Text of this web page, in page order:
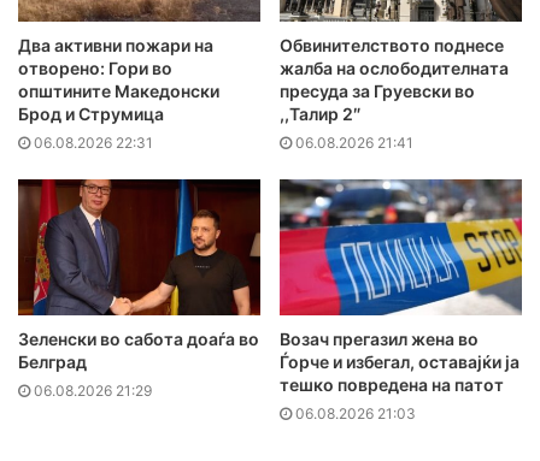
Два активни пожари на
отворено: Гори во
општините Македонски
Брод и Струмица
06.08.2026 22:31
Обвинителството поднесе
жалба на ослободителната
пресуда за Груевски во
,,Талир 2″
06.08.2026 21:41
Зеленски во сабота доаѓа во
Белград
06.08.2026 21:29
Возач прегазил жена во
Ѓорче и избегал, оставајќи ја
тешко повредена на патот
06.08.2026 21:03